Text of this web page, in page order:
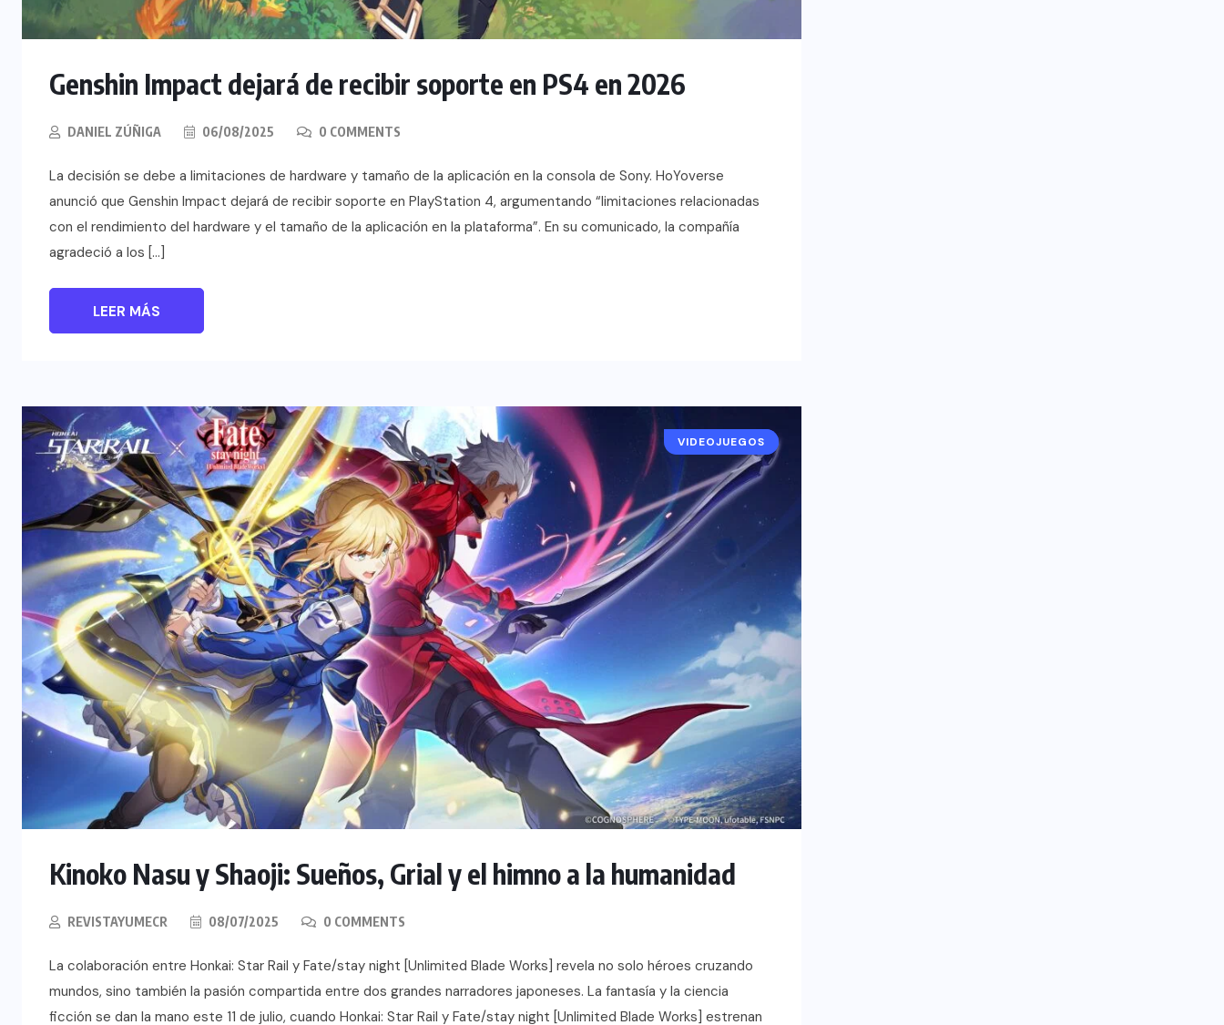
Genshin Impact dejará de recibir soporte en PS4 en 2026
DANIEL ZÚÑIGA 06/08/2025 0 COMMENTS
La decisión se debe a limitaciones de hardware y tamaño de la aplicación en la consola de Sony. HoYoverse
anunció que Genshin Impact dejará de recibir soporte en PlayStation 4, argumentando “limitaciones relacionadas
con el rendimiento del hardware y el tamaño de la aplicación en la plataforma”. En su comunicado, la compañía
agradeció a los […]
LEER MÁS
ENTREVISTAS
VIDEOJUEGOS
Kinoko Nasu y Shaoji: Sueños, Grial y el himno a la humanidad
REVISTAYUMECR 08/07/2025 0 COMMENTS
La colaboración entre Honkai: Star Rail y Fate/stay night [Unlimited Blade Works] revela no solo héroes cruzando
mundos, sino también la pasión compartida entre dos grandes narradores japoneses. La fantasía y la ciencia
ficción se dan la mano este 11 de julio, cuando Honkai: Star Rail y Fate/stay night [Unlimited Blade Works] estrenan